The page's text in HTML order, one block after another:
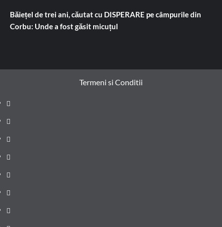
Băiețel de trei ani, căutat cu DISPERARE pe câmpurile din
Corbu: Unde a fost găsit micuțul
Termeni si Conditii
Prima
pagină
Știri
de
ultima
Administrație
locală
Actualitate
Justiție
Cultura
Sănătate